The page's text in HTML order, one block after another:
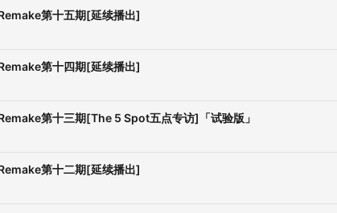
https://youtube.com/
第十五期[延续播出]
第十四期[延续播出]
第十三期[The 5 Spot五点专访]「试验版」
第十二期[延续播出]